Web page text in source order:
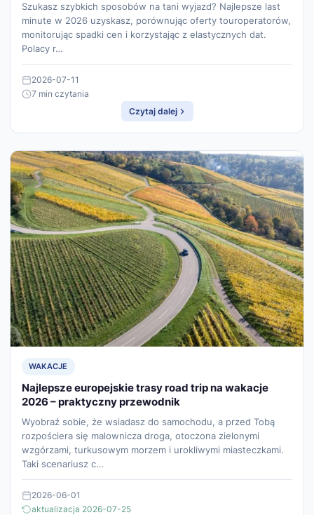
Szukasz szybkich sposobów na tani wyjazd? Najlepsze last
minute w 2026 uzyskasz, porównując oferty touroperatorów,
monitorując spadki cen i korzystając z elastycznych dat.
Polacy r…
2026-07-11
7 min czytania
Czytaj dalej
WAKACJE
Najlepsze europejskie trasy road trip na wakacje
2026 – praktyczny przewodnik
Wyobraź sobie, że wsiadasz do samochodu, a przed Tobą
rozpościera się malownicza droga, otoczona zielonymi
wzgórzami, turkusowym morzem i urokliwymi miasteczkami.
Taki scenariusz c…
2026-06-01
aktualizacja 2026-07-25